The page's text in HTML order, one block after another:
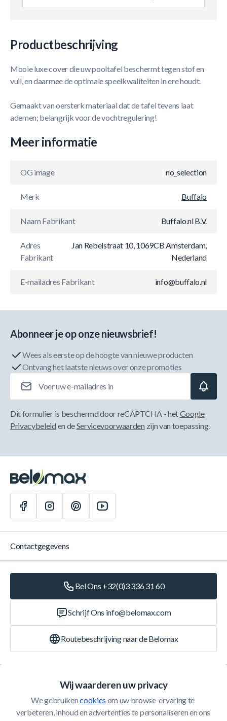
Productbeschrijving
Mooie luxe cover die uw pooltafel beschermt tegen stof en
vuil, en daarmee de optimale speelkwaliteiten in ere houdt.
Gemaakt van oersterk materiaal dat de tafel tevens laat
ademen; belangrijk voor de vochtregulering!
Meer informatie
OG image no_selection
Merk Buffalo
Naam Fabrikant Buffalo.nl B.V.
Adres
Fabrikant
Jan Rebelstraat 10, 1069CB Amsterdam,
Nederland
E-mailadres Fabrikant info@buffalo.nl
Wij waarderen uw privacy
We gebruiken cookies om uw browse-ervaring te
verbeteren, inhoud en advertenties te personaliseren en ons
Abonneer je op onze nieuwsbrief!
Wees als eerste op de hoogte van nieuwe producten
Ontvang het laatste nieuws over onze promoties
Dit formulier is beschermd door reCAPTCHA - hetGoogle
Privacybeleid en deServicevoorwaarden zijn van toepassing.
Klantenservice
Contactgegevens
Bel Ons +32(0)3 336 31 60
Schrijf Ons info@belomax.com
Routebeschrijving naar de Belomax